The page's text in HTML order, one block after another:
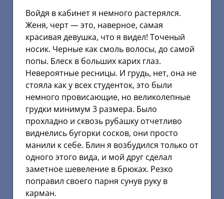
Войдя в кабинет я немного растерялся.
Женя, черт — это, наверное, самая
красивая девушка, что я видел! Точеный
носик. Черные как смоль волосы, до самой
попы. Блеск в больших карих глаз.
Невероятные ресницы. И грудь, нет, она не
стояла как у всех студенток, это были
немного провисающие, но великолепные
грудки минимум 3 размера. Было
прохладно и сквозь рубашку отчетливо
виднелись бугорки сосков, они просто
манили к себе. Блин я возбудился только от
одного этого вида, и мой друг сделал
заметное шевеление в брюках. Резко
поправил своего парня сунув руку в
карман.